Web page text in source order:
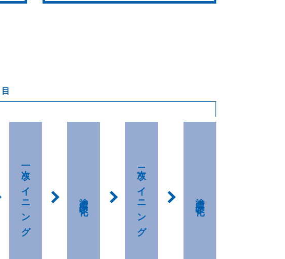
一次ライニング 塗膜硬化 二次ライニング 塗膜硬化